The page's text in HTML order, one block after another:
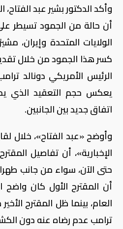
وأكد الدكتور بشير عبد
أن حالة من الجمود تسيطر
الولايات المتحدة وإيران،
كسر هذا الجمود من خلال
الرئيس الأمريكي دونالد
يعكس حجم التعقيد الذي
اتفاق جديد بين الجانبين.
وأوضح «عبد الفتاح»، خلال
الإخبارية»، أن تفاصيل
حتى الآن، سواء من جانب
أن المقترح الأول كان واضح
العام، بينما ظل المقترح
ترامب عدم رضاه عنه دون